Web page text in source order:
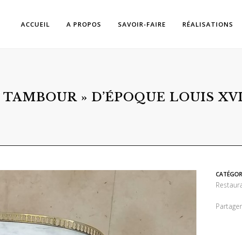
ACCUEIL A PROPOS SAVOIR-FAIRE RÉALISATIONS
» D’ÉPOQUE LOUIS
Partager